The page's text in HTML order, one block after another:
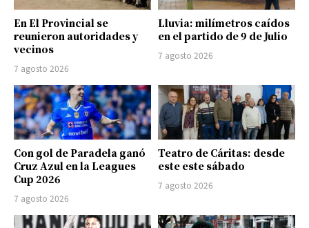
En El Provincial se
reunieron autoridades y
vecinos
7 agosto 2026
Lluvia: milímetros caídos
en el partido de 9 de Julio
7 agosto 2026
Con gol de Paradela ganó
Cruz Azul en la Leagues
Cup 2026
7 agosto 2026
Teatro de Cáritas: desde
este este sábado
7 agosto 2026